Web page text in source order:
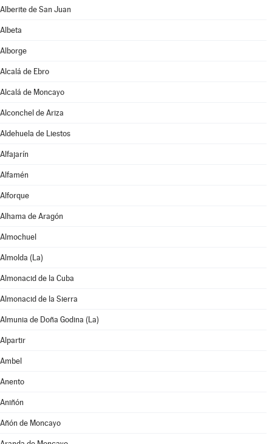
Alberite de San Juan
Albeta
Alborge
Alcalá de Ebro
Alcalá de Moncayo
Alconchel de Ariza
Aldehuela de Liestos
Alfajarín
Alfamén
Alforque
Alhama de Aragón
Almochuel
Almolda (La)
Almonacid de la Cuba
Almonacid de la Sierra
Almunia de Doña Godina (La)
Alpartir
Ambel
Anento
Aniñón
Añón de Moncayo